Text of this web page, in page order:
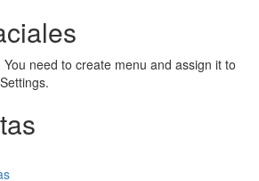
need to create menu and assign it to